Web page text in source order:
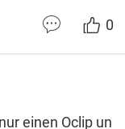
0
einen Oclip un